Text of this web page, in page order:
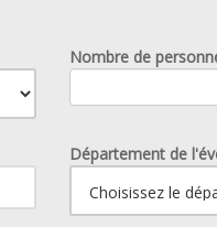
Nombre de
Département de